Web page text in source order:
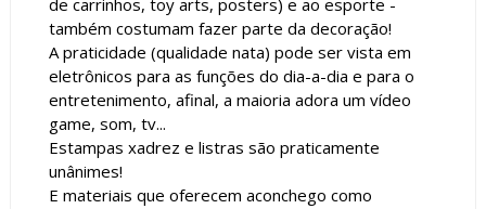
também costumam fazer parte da decoração!
A praticidade (qualidade nata) pode ser vista em
eletrônicos para as funções do dia-a-dia e para o
entretenimento, afinal, a maioria adora um vídeo
game, som, tv...
Estampas xadrez e listras são praticamente
unânimes!
E materiais que oferecem aconchego como